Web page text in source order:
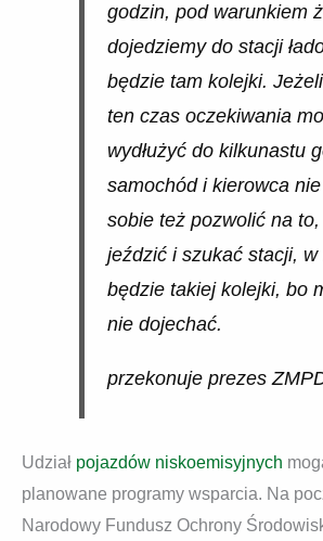
godzin, pod warunkiem
dojedziemy do stacji
będzie tam kolejki.
ten czas oczekiwania
wydłużyć do kilkunastu
samochód i kierowca
sobie też pozwolić na
jeździć i szukać stacji, w
będzie takiej kolejki, bo
nie dojechać.
przekonuje prezes
Udział pojazdów niskoemisyjnych
planowane programy wsparcia. Na
Narodowy Fundusz Ochrony